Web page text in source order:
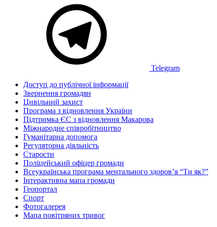
Telegram
Доступ до публічної інформації
Звернення громадян
Цивільний захист
Програма з відновлення України
Підтримка ЄС з відновлення Макарова
Міжнародне співробітництво
Гуманітарна допомога
Регуляторна діяльність
Старости
Поліцейський офіцер громади
Всеукраїнська програма ментального здоров’я “Ти як?”
Інтерактивна мапа громади
Геопортал
Спорт
Фотогалерея
Мапа повітряних тривог